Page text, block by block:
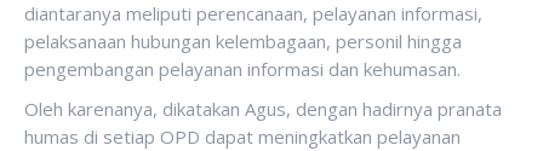
diantaranya meliputi perencanaan, pelayanan informasi,
pelaksanaan hubungan kelembagaan, personil hingga
pengembangan pelayanan informasi dan kehumasan.
Oleh karenanya, dikatakan Agus, dengan hadirnya pranata
humas di setiap OPD dapat meningkatkan pelayanan